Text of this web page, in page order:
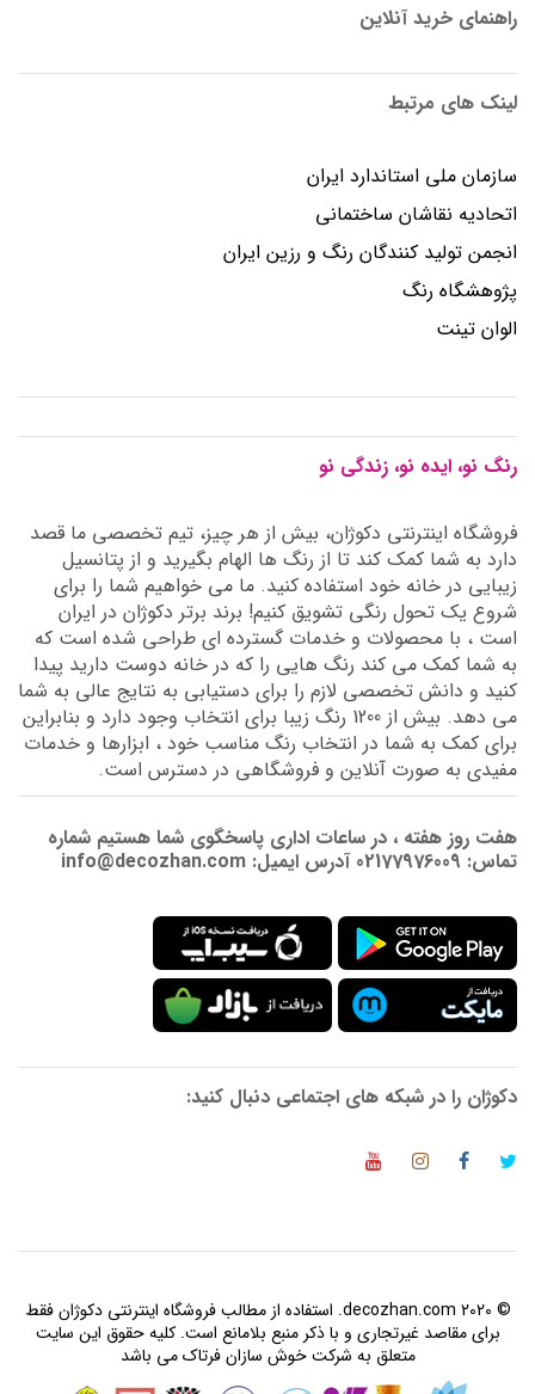
راهنمای خرید آنلاین
لینک های مرتبط
سازمان ملی استاندارد ایران
اتحادیه نقاشان ساختمانی
انجمن توليد كنندگان رنگ و رزين ايران
پژوهشگاه رنگ
الوان تینت
رنگ نو، ایده نو، زندگی نو
فروشگاه اینترنتی دکوژان، بیش از هر چیز، تیم تخصصی ما قصد
دارد به شما کمک کند تا از رنگ ها الهام بگیرید و از پتانسیل
زیبایی در خانه خود استفاده کنید. ما می خواهیم شما را برای
شروع یک تحول رنگی تشویق کنیم! برند برتر دکوژان در ایران
است ، با محصولات و خدمات گسترده ای طراحی شده است که
به شما کمک می کند رنگ هایی را که در خانه دوست دارید پیدا
کنید و دانش تخصصی لازم را برای دستیابی به نتایج عالی به شما
می دهد. بیش از 1200 رنگ زیبا برای انتخاب وجود دارد و بنابراین
برای کمک به شما در انتخاب رنگ مناسب خود ، ابزارها و خدمات
مفیدی به صورت آنلاین و فروشگاهی در دسترس است.
هفت روز هفته ، در ساعات اداری پاسخگوی شما هستیم شماره
تماس: 02177976009 آدرس ایمیل: info@decozhan.com
دکوژان را در شبکه های اجتماعی دنبال کنید:
© 2020 decozhan.com. استفاده از مطالب فروشگاه اینترنتی دکوژان فقط
برای مقاصد غیرتجاری و با ذکر منبع بلامانع است. کلیه حقوق این سایت
متعلق به شرکت خوش سازان فرتاک می باشد